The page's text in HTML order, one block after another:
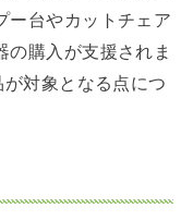
ー台やカットチェア
の購入が支援されま
対象となる点につ